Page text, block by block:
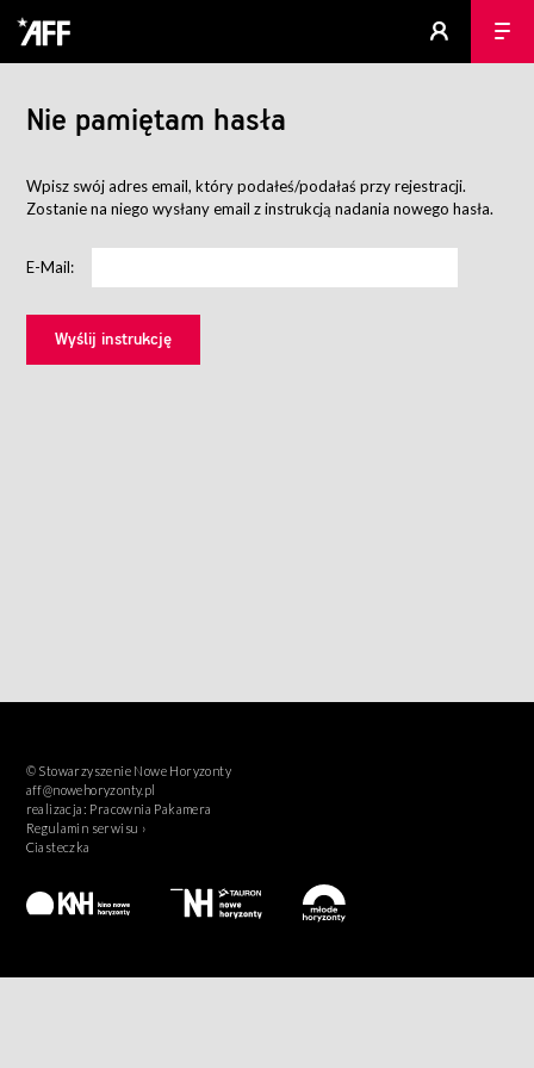
Nie pamiętam hasła
Wpisz swój adres email, który podałeś/podałaś przy rejestracji.
Zostanie na niego wysłany email z instrukcją nadania nowego hasła.
E-Mail:
© Stowarzyszenie Nowe Horyzonty
aff@nowehoryzonty.pl
realizacja: Pracownia Pakamera
Regulamin serwisu ›
Ciasteczka